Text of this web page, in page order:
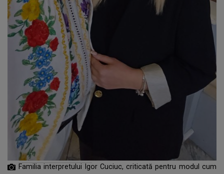
Familia interpretului Igor Cuciuc, criticată pentru modul cum